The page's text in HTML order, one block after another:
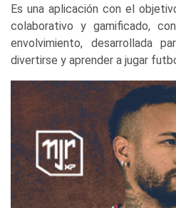
Es una aplicación con el
colaborativo y gamificado,
envolvimiento, desarrollada
divertirse y aprender a jugar